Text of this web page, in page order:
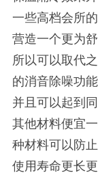
一些高档会所
营造一个更为
所以可以取代
的消音除噪功
并且可以起到
其他材料便宜
种材料可以防
使用寿命更长